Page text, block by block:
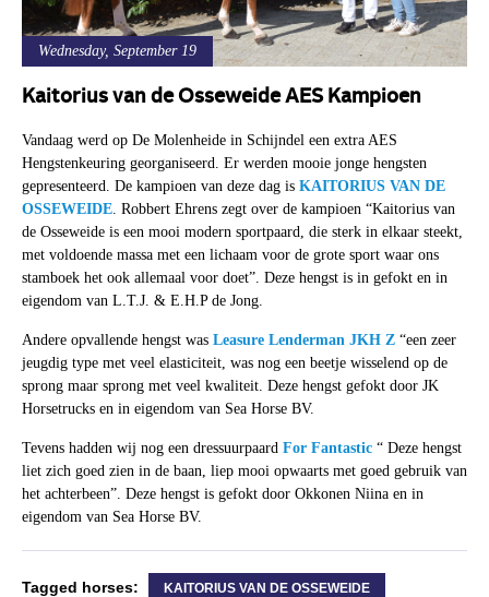
Wednesday, September 19
Kaitorius van de Osseweide AES Kampioen
Vandaag werd op De Molenheide in Schijndel een extra AES
Hengstenkeuring georganiseerd. Er werden mooie jonge hengsten
gepresenteerd. De kampioen van deze dag is KAITORIUS VAN DE
OSSEWEIDE. Robbert Ehrens zegt over de kampioen “Kaitorius van
de Osseweide is een mooi modern sportpaard, die sterk in elkaar steekt,
met voldoende massa met een lichaam voor de grote sport waar ons
stamboek het ook allemaal voor doet”. Deze hengst is in gefokt en in
eigendom van L.T.J. & E.H.P de Jong.
Andere opvallende hengst was Leasure Lenderman JKH Z“een zeer
jeugdig type met veel elasticiteit, was nog een beetje wisselend op de
sprong maar sprong met veel kwaliteit. Deze hengst gefokt door JK
Horsetrucks en in eigendom van Sea Horse BV.
Tevens hadden wij nog een dressuurpaard For Fantastic​ “ Deze hengst
liet zich goed zien in de baan, liep mooi opwaarts met goed gebruik van
het achterbeen”. Deze hengst is gefokt door Okkonen Niina en in
eigendom van Sea Horse BV.
Tagged horses: KAITORIUS VAN DE OSSEWEIDE